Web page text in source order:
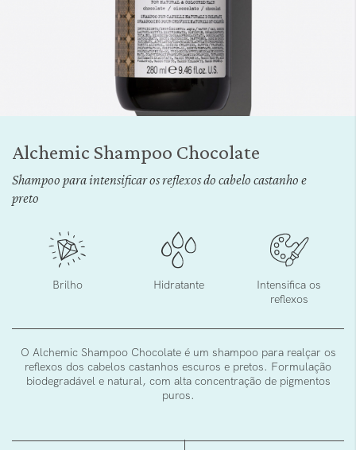
início
Alchemic Shampoo Chocolate
Shampoo para intensificar os reflexos do cabelo castanho e
preto
Brilho Hidratante
Intensifica os
reflexos
O Alchemic Shampoo Chocolate é um shampoo para realçar os
reflexos dos cabelos castanhos escuros e pretos. Formulação
biodegradável e natural, com alta concentração de pigmentos
puros.